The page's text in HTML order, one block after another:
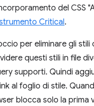
del CSS
Critical.
per eliminare gli stili
questi stili in file
supporti. Quindi
al foglio di stile.
blocca solo la prima